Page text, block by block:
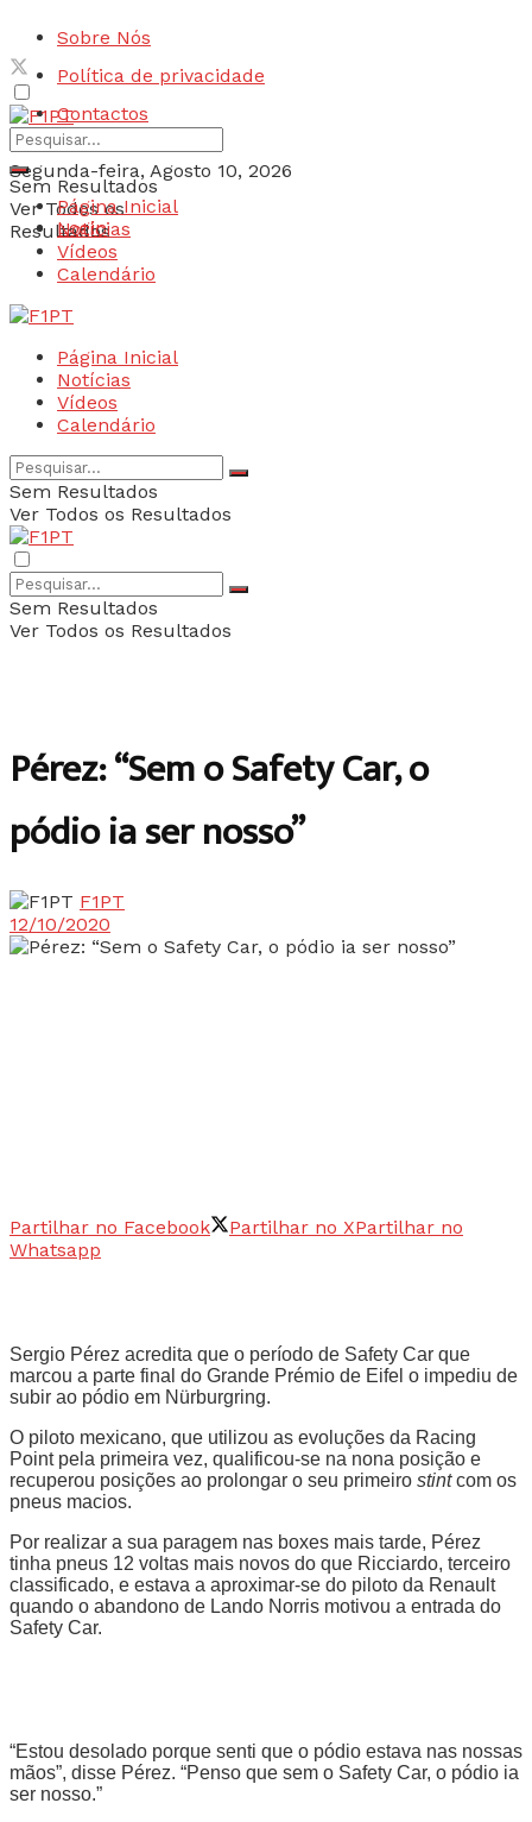
Sobre Nós
Política de privacidade
Contactos
Segunda-feira, Agosto 10, 2026
Login
Sem Resultados
Ver Todos os
Resultados
Página Inicial
Notícias
Vídeos
Calendário
Página Inicial
Notícias
Vídeos
Calendário
Sem Resultados
Ver Todos os Resultados
Sem Resultados
Ver Todos os Resultados
Pérez: “Sem o Safety Car, o
pódio ia ser nosso”
F1PT
12/10/2020
Partilhar no Facebook Partilhar no XPartilhar no
Whatsapp
Sergio Pérez acredita que o período de Safety Car que
marcou a parte final do Grande Prémio de Eifel o impediu de
subir ao pódio em Nürburgring.
O piloto mexicano, que utilizou as evoluções da Racing
Point pela primeira vez, qualificou-se na nona posição e
recuperou posições ao prolongar o seu primeiro stintcom os
pneus macios.
Por realizar a sua paragem nas boxes mais tarde, Pérez
tinha pneus 12 voltas mais novos do que Ricciardo, terceiro
classificado, e estava a aproximar-se do piloto da Renault
quando o abandono de Lando Norris motivou a entrada do
Safety Car.
“Estou desolado porque senti que o pódio estava nas nossas
mãos”, disse Pérez. “Penso que sem o Safety Car, o pódio ia
ser nosso.”